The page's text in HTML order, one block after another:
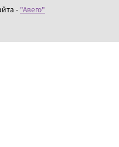
- "Авего"